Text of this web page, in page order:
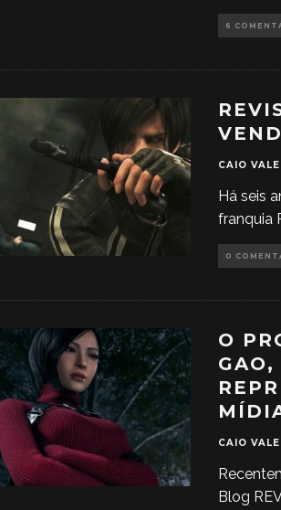
6
CAIO VALE
Há seis
franquia
0
O
CAIO VALE
Blog